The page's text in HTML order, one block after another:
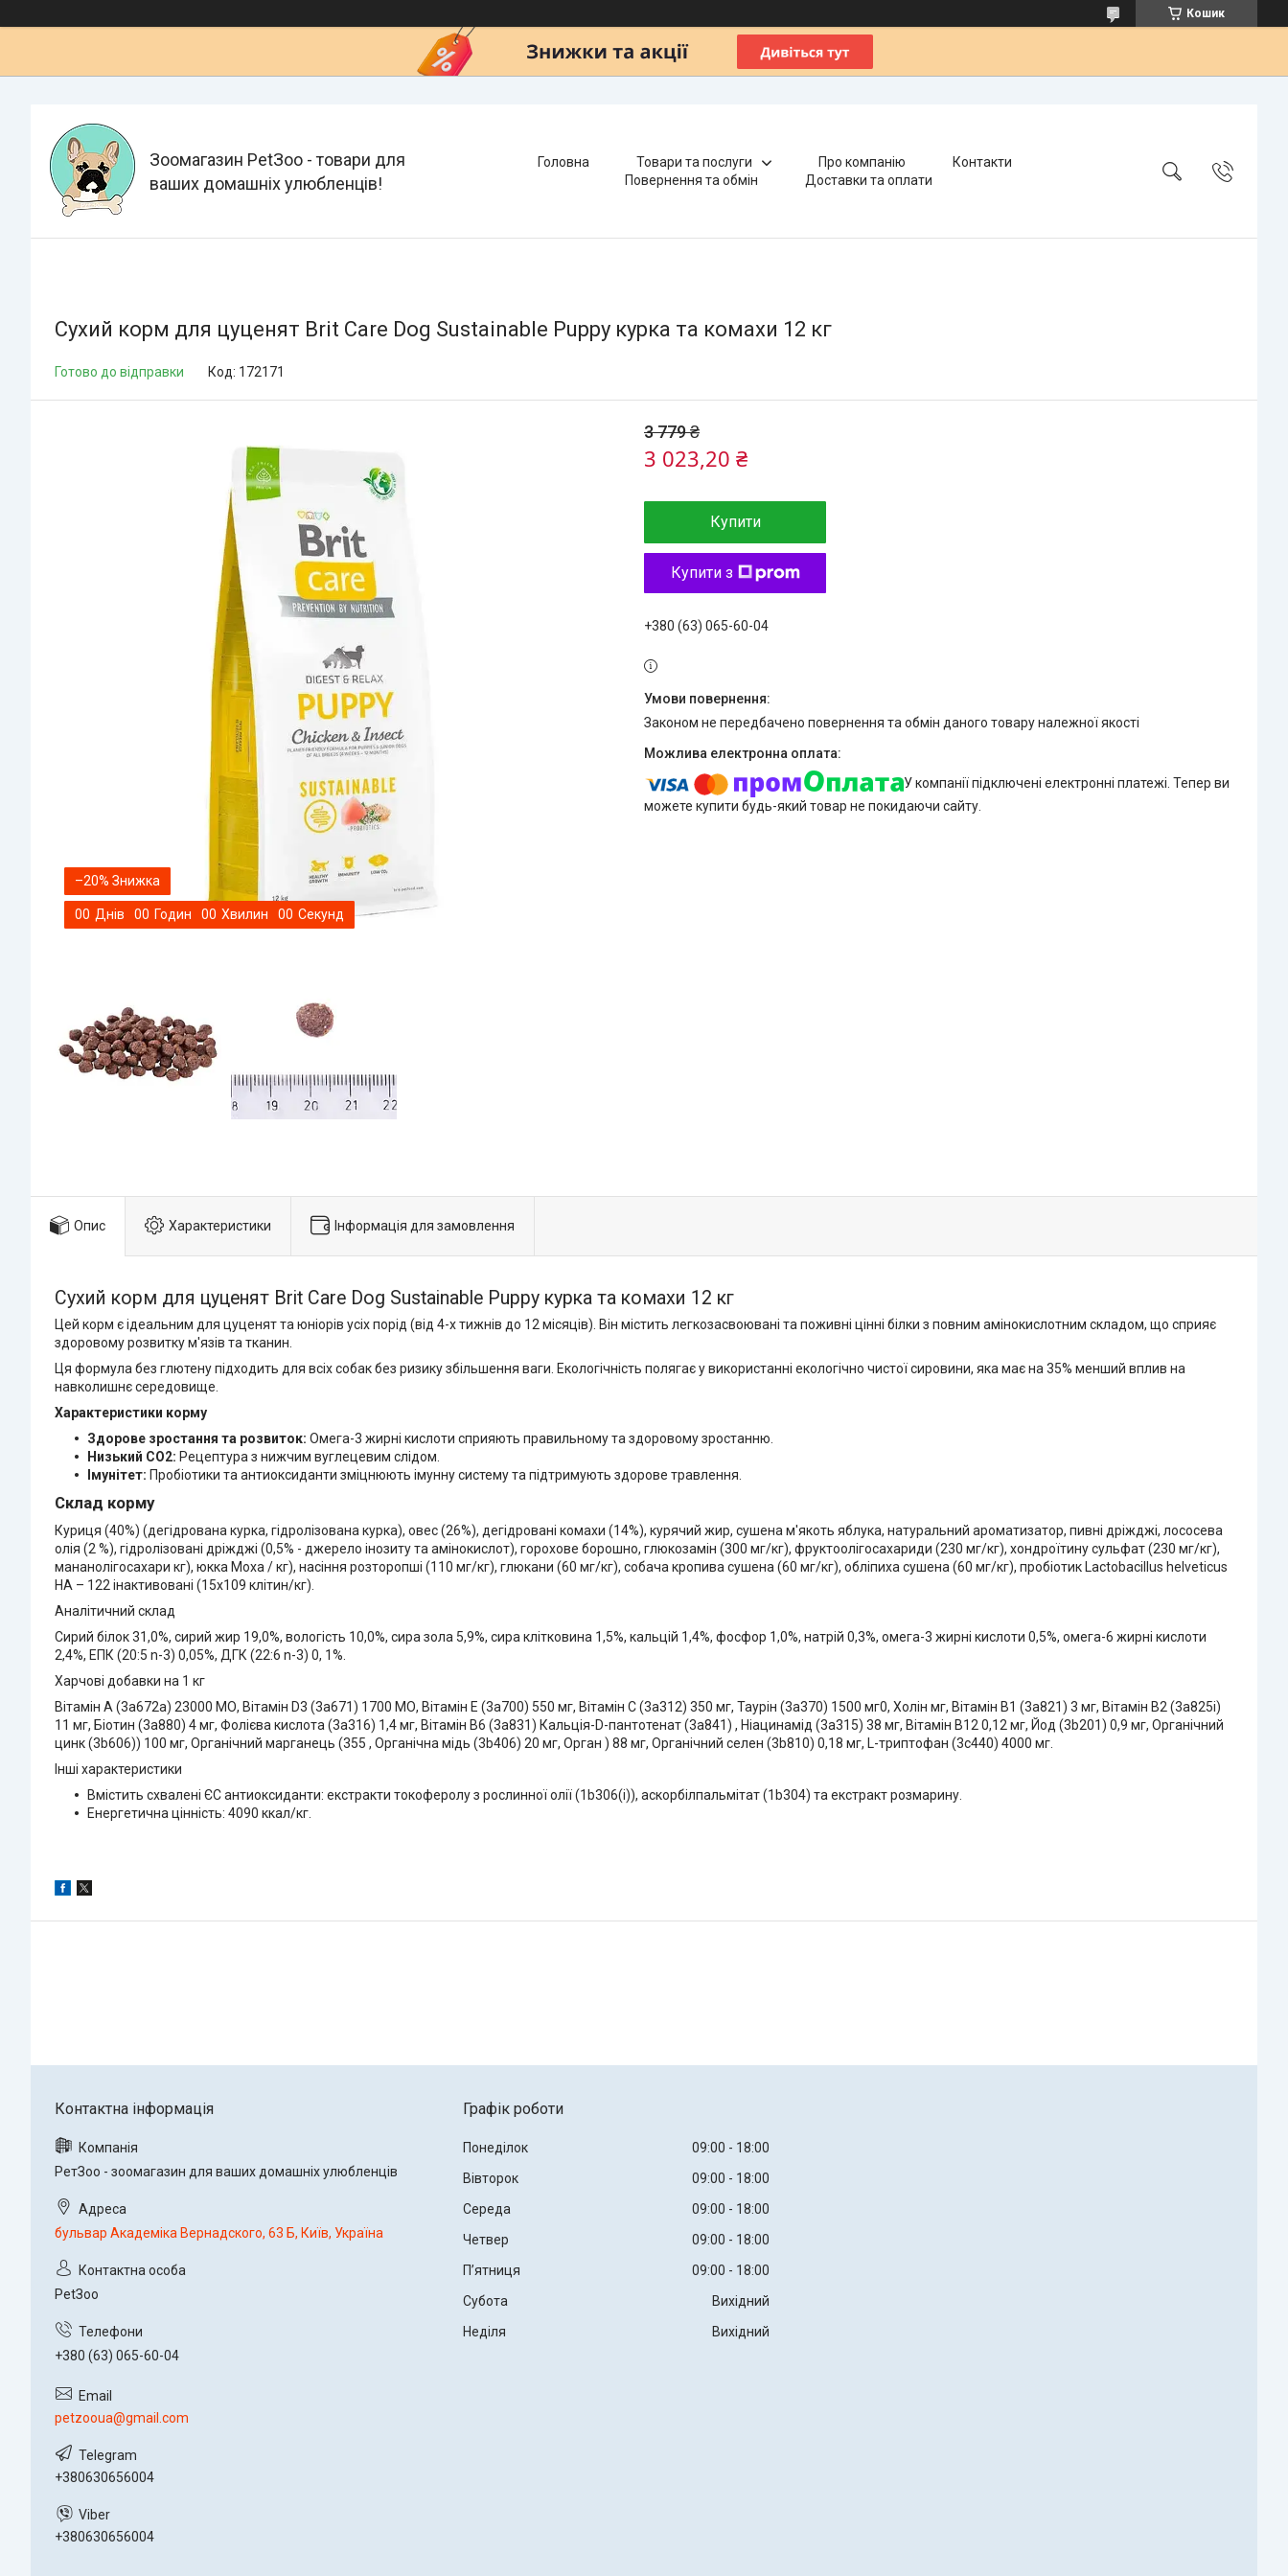
Кошик
Зоомагазин PetЗoo - товари для
ваших домашніх улюбленців!
Головна Товари та послуги Про компанію
Контакти
Повернення та обмін
Доставки та оплати
Сухий корм для цуценят Brit Care Dog Sustainable Puppy курка та комахи 12 кг
Готово до відправки Код: 172171
–20%
00 Днів 00 Годин 00 Хвилин 00 Секунд
3 779 ₴
3 023,20 ₴
Купити
Купити з
+380 (63) 065-60-04
Законом не передбачено повернення та обмін даного товару належної якості
У компанії підключені електронні платежі. Тепер ви
можете купити будь-який товар не покидаючи сайту.
Опис Характеристики Інформація для замовлення
Сухий корм для цуценят Brit Care Dog Sustainable Puppy курка та комахи 12 кг
Цей корм є ідеальним для цуценят та юніорів усіх порід (від 4-х тижнів до 12 місяців). Він містить легкозасвоювані та поживні цінні білки з повним амінокислотним складом, що сприяє
здоровому розвитку м'язів та тканин.
Ця формула без глютену підходить для всіх собак без ризику збільшення ваги. Екологічність полягає у використанні екологічно чистої сировини, яка має на 35% менший вплив на
навколишнє середовище.
Характеристики корму
Здорове зростання та розвиток: Омега-3 жирні кислоти сприяють правильному та здоровому зростанню.
Низький СO2: Рецептура з нижчим вуглецевим слідом.
Імунітет: Пробіотики та антиоксиданти зміцнюють імунну систему та підтримують здорове травлення.
Склад корму
Куриця (40%) (дегідрована курка, гідролізована курка), овес (26%), дегідровані комахи (14%), курячий жир, сушена м'якоть яблука, натуральний ароматизатор, пивні дріжджі, лососева
олія (2 %), гідролізовані дріжджі (0,5% - джерело інозиту та амінокислот), горохове борошно, глюкозамін (300 мг/кг), фруктоолігосахариди (230 мг/кг), хондроїтину сульфат (230 мг/кг),
мананолігосахари кг), юкка Моха / кг), насіння розторопші (110 мг/кг), глюкани (60 мг/кг), собача кропива сушена (60 мг/кг), обліпиха сушена (60 мг/кг), пробіотик Lactobacillus helveticus
HA – 122 інактивовані (15х109 клітин/кг).
Аналітичний склад
Сирий білок 31,0%, сирий жир 19,0%, вологість 10,0%, сира зола 5,9%, сира клітковина 1,5%, кальцій 1,4%, фосфор 1,0%, натрій 0,3%, омега-3 жирні кислоти 0,5%, омега-6 жирні кислоти
2,4%, ЕПК (20:5 n-3) 0,05%, ДГК (22:6 n-3) 0, 1%.
Харчові добавки на 1 кг
Вітамін A (3a672a) 23000 МО, Вітамін D3 (3a671) 1700 МО, Вітамін E (3a700) 550 мг, Вітамін C (3a312) 350 мг, Таурін (3a370) 1500 мг0, Холін мг, Вітамін B1 (3a821) 3 мг, Вітамін B2 (3a825i)
11 мг, Біотин (3a880) 4 мг, Фолієва кислота (3a316) 1,4 мг, Вітамін B6 (3a831) Кальція-D-пантотенат (3a841) , Ніацинамід (3a315) 38 мг, Вітамін B12 0,12 мг, Йод (3b201) 0,9 мг, Органічний
цинк (3b606)) 100 мг, Органічний марганець (355 , Органічна мідь (3b406) 20 мг, Орган ) 88 мг, Органічний селен (3b810) 0,18 мг, L-триптофан (3c440) 4000 мг.
Інші характеристики
Вмістить схвалені ЄС антиоксиданти: екстракти токоферолу з рослинної олії (1b306(i)), аскорбілпальмітат (1b304) та екстракт розмарину.
Енергетична цінність: 4090 ккал/кг.
РетЗоо - зоомагазин для ваших домашніх улюбленців
бульвар Академіка Вернадского, 63 Б, Київ, Україна
PetЗoo
+380 (63) 065-60-04
petzooua@gmail.com
+380630656004
+380630656004
Графік роботи
Понеділок 09:00
18:00
Вівторок
09:00
18:00
Середа
09:00
18:00
Четвер
09:00
18:00
Пʼятниця
09:00
18:00
Субота
Вихідний
Неділя
Вихідний